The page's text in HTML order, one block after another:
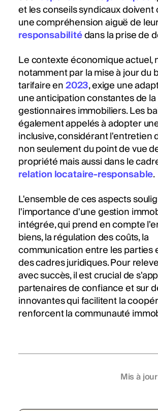
et les conseils syndicaux
une compréhension aiguë de
responsabilitédans la prise de
Le contexte économique actuel,
notamment par la mise à jour du
tarifaire en2023, exige une
une anticipation constantes de
gestionnaires immobiliers. Les
également appelés à adopter
inclusive, considérant l'entretien
non seulement du point de vue
propriété mais aussi dans le
relation locataire-responsable.
L'ensemble de ces aspects
l'importance d'une gestion
intégrée, qui prend en compte
biens, la régulation des coûts, la
communication entre les parties
des cadres juridiques. Pour
avec succès, il est crucial de
partenaires de confiance et sur
innovantes qui facilitent la
renforcent la communauté
Mis à